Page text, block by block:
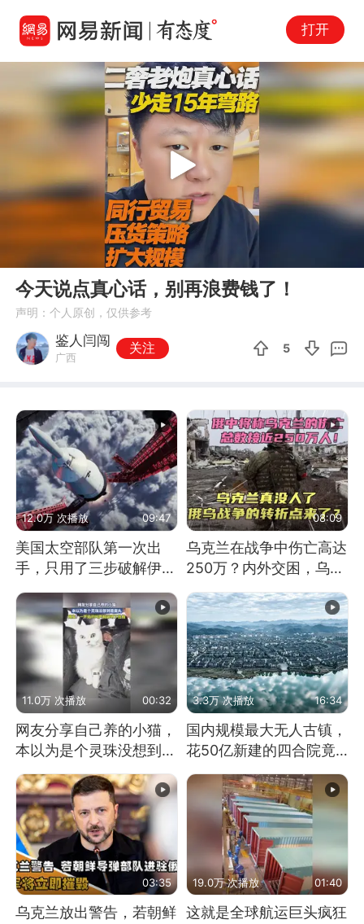
打开
Play
今天说点真心话，别再浪费钱了！
声明：个人原创，仅供参考
鉴人闫闯
广西
关注 5
12.0万 次播放 09:47
美国太空部队第一次出
手，只用了三步破解伊朗
08:09
乌克兰在战争中伤亡高达
250万？内外交困，乌克
11.0万 次播放 00:32
网友分享自己养的小猫，
本以为是个灵珠没想到是
魔丸
3.3万 次播放 16:34
国内规模最大无人古镇，
花50亿新建的四合院竟
没人住，发生了啥
03:35
乌克兰放出警告，若朝鲜
19.0万 次播放 01:40
这就是全球航运巨头疯狂